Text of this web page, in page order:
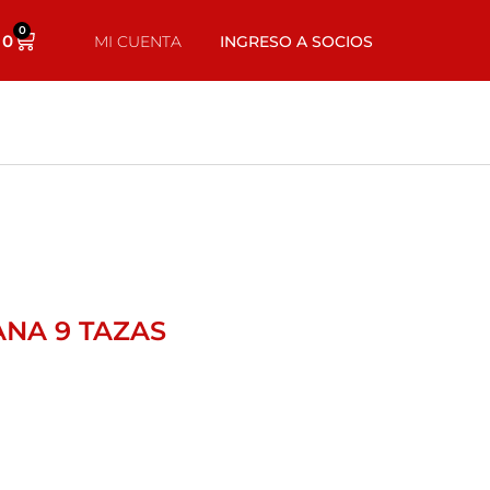
0
MI CUENTA INGRESO A SOCIOS
9 TAZAS